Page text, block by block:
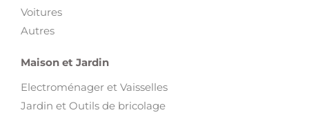
Voitures
Autres
Maison et Jardin
Electroménager et Vaisselles
Jardin et Outils de bricolage